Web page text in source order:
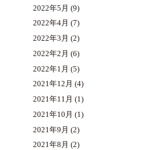
2022年5月 (9)
2022年4月 (7)
2022年3月 (2)
2022年2月 (6)
2022年1月 (5)
2021年12月 (4)
2021年11月 (1)
2021年10月 (1)
2021年9月 (2)
2021年8月 (2)